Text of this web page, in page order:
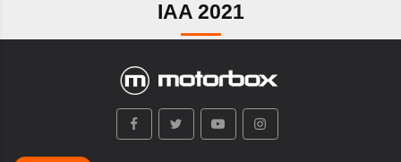
IAA 2021